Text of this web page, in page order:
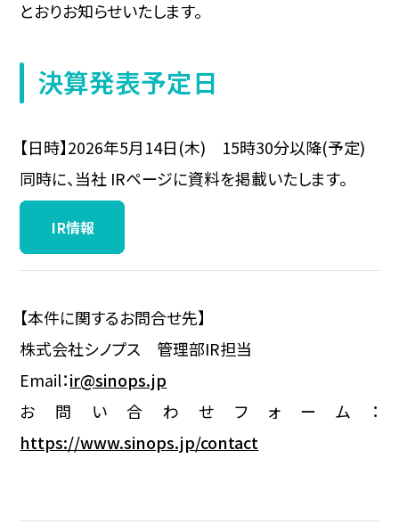
とおりお知らせいたします。
決算発表予定日
【日時】2026年5月14日(木) 15時30分以降(予定)
同時に、当社 IRページに資料を掲載いたします。
IR情報
【本件に関するお問合せ先】
株式会社シノプス 管理部IR担当
Email：ir@sinops.jp
お問い合わせフォーム：
https://www.sinops.jp/contact